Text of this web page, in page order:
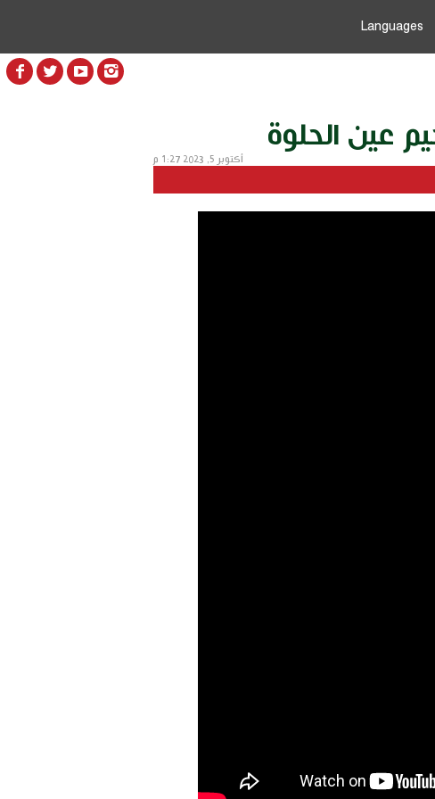
Languages
عين الحلوة
أكتوبر 5, 2023 1:27 م